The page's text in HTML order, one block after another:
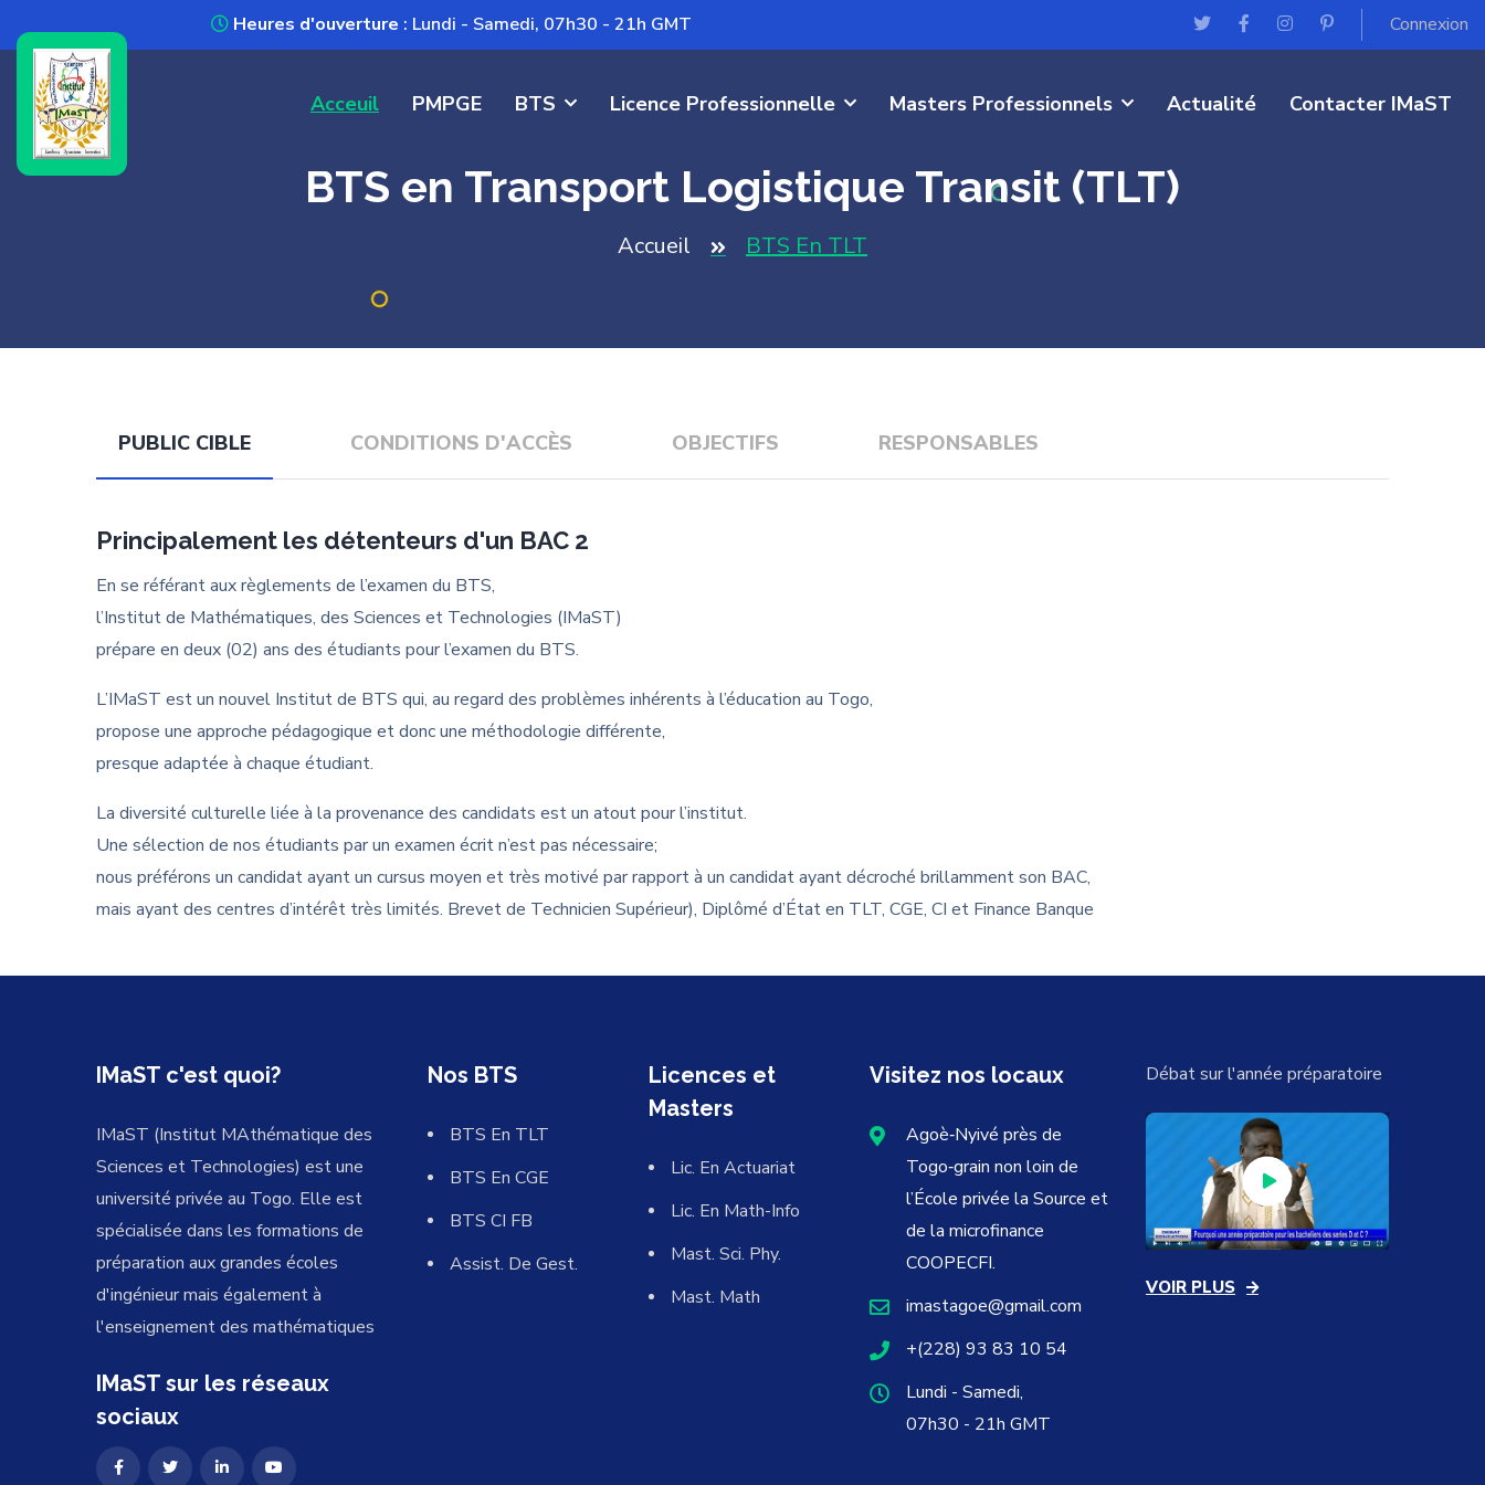
Heures d'ouverture : Lundi - Samedi, 07h30 - 21h GMT Connexion
Acceuil PMPGE BTS Licence Professionnelle Masters Professionnels Actualité Contacter IMaST
BTS en Transport Logistique Transit (TLT)
Accueil BTS En TLT
PUBLIC CIBLE CONDITIONS D'ACCÈS OBJECTIFS RESPONSABLES
Principalement les détenteurs d'un BAC 2
En se référant aux règlements de l’examen du BTS,
l’Institut de Mathématiques, des Sciences et Technologies (IMaST)
prépare en deux (02) ans des étudiants pour l’examen du BTS.
L’IMaST est un nouvel Institut de BTS qui, au regard des problèmes inhérents à l’éducation au Togo,
propose une approche pédagogique et donc une méthodologie différente,
presque adaptée à chaque étudiant.
La diversité culturelle liée à la provenance des candidats est un atout pour l’institut.
Une sélection de nos étudiants par un examen écrit n’est pas nécessaire;
nous préférons un candidat ayant un cursus moyen et très motivé par rapport à un candidat ayant décroché brillamment son BAC,
mais ayant des centres d’intérêt très limités. Brevet de Technicien Supérieur), Diplômé d’État en TLT, CGE, CI et Finance Banque
IMaST c'est quoi?
IMaST (Institut MAthématique des
Sciences et Technologies) est une
université privée au Togo. Elle est
spécialisée dans les formations de
préparation aux grandes écoles
d'ingénieur mais également à
l'enseignement des mathématiques
IMaST sur les réseaux
sociaux
Nos BTS
BTS En TLT
BTS En CGE
BTS CI FB
Assist. De Gest.
Licences et
Masters
Lic. En Actuariat
Lic. En Math-Info
Mast. Sci. Phy.
Mast. Math
Visitez nos locaux
Agoè‐Nyivé près de
Togo‐grain non loin de
l’École privée la Source et
de la microfinance
COOPECFI.
imastagoe@gmail.com
+(228) 93 83 10 54
Lundi - Samedi,
07h30 - 21h GMT
Débat sur l'année préparatoire
VOIR PLUS